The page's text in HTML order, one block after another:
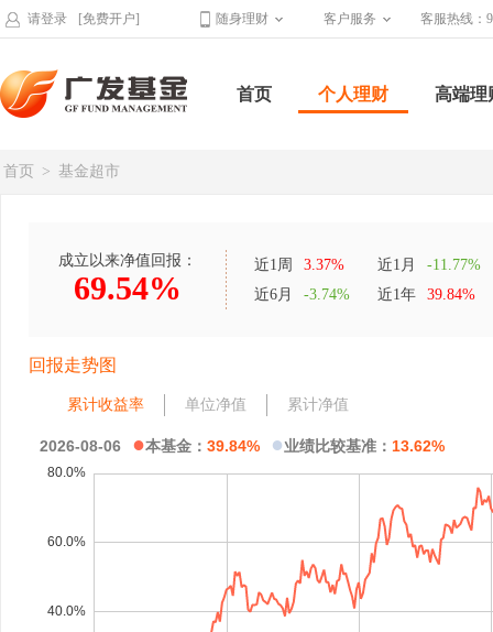
请登录 [免费开户] 随身理财 客户服务 客服热线：
首页 个人理财 高端理
首页 > 基金超市
成立以来净值回报：
69.54%
近1周 3.37% 近1月
-11.77%
近6月
-3.74% 近1年 39.84%
回报走势图
累计收益率 单位净值 累计净值
2026-08-06 ●本基金： 39.84% ●业绩比较基准： 13.62%